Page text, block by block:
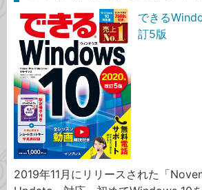
できる
訂5版
2019年11月にリリースされた「